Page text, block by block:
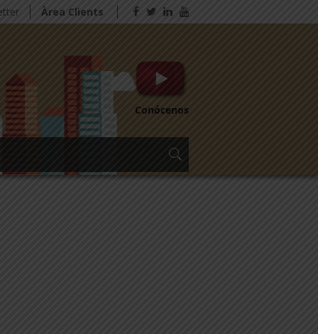
Àrea Clients
Conócenos